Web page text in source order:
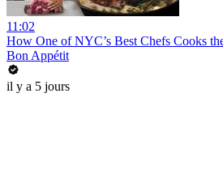
11:02
How One of NYC’s Best Chefs Cooks
Bon Appétit
il y a 5 jours